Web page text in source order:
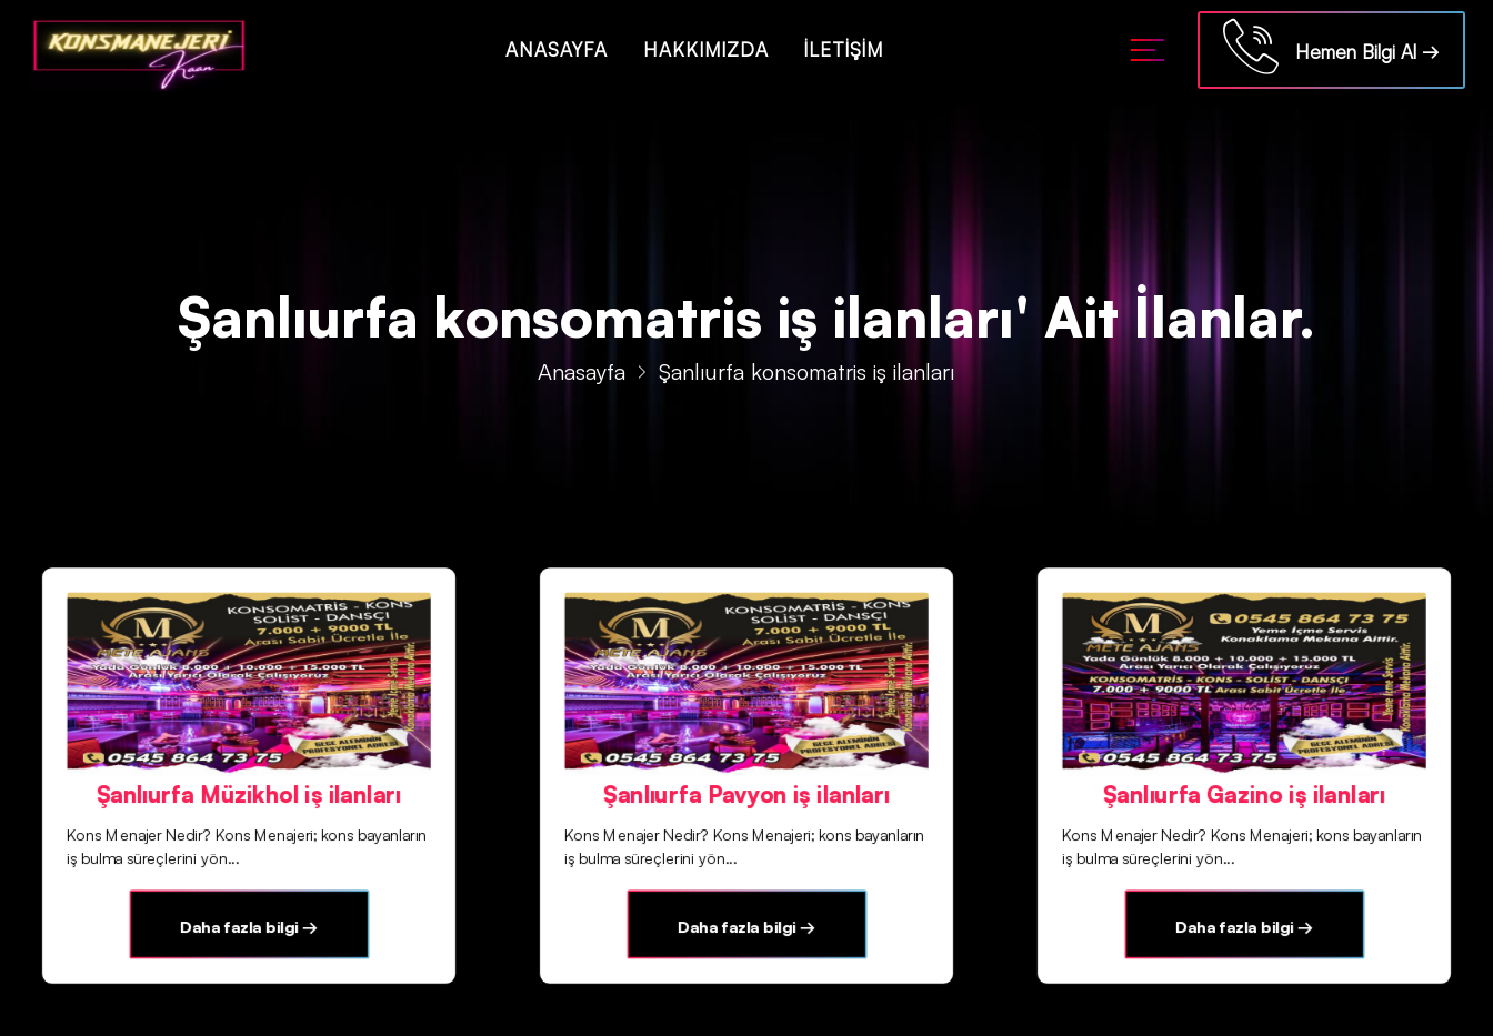
Deprecated: json_decode(): Passing null to parameter #1 ($json) of type string is deprecated in/home/konsmenajericom/public_html/api/kontrol/etiket.php on line18
ANASAYFA HAKKIMIZDA İLETİŞİM Hemen Bilgi Al →
Şanlıurfa konsomatris iş ilanları' Ait İlanlar.
Anasayfa Şanlıurfa konsomatris iş ilanları
Şanlıurfa Müzikhol iş ilanları
Kons Menajer Nedir? Kons Menajeri; kons bayanların
iş bulma süreçlerini yön...
Daha fazla bilgi →
Şanlıurfa Pavyon iş ilanları
Kons Menajer Nedir? Kons Menajeri; kons bayanların
iş bulma süreçlerini yön...
Daha fazla bilgi →
Şanlıurfa Gazino iş ilanları
Kons Menajer Nedir? Kons Menajeri; kons bayanların
iş bulma süreçlerini yön...
Daha fazla bilgi →